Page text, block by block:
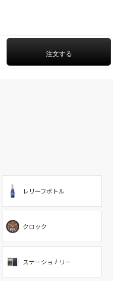
レリーフボトル
クロック
ステーショナリー